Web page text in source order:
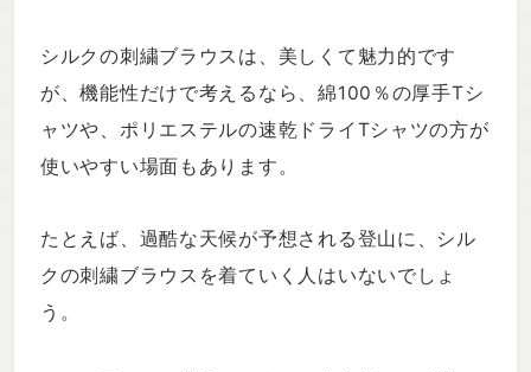
シルクの刺繍ブラウスは、美しくて魅力的です
が、機能性だけで考えるなら、綿100％の厚手Tシ
ャツや、ポリエステルの速乾ドライTシャツの方が
使いやすい場面もあります。
たとえば、過酷な天候が予想される登山に、シル
クの刺繍ブラウスを着ていく人はいないでしょ
う。